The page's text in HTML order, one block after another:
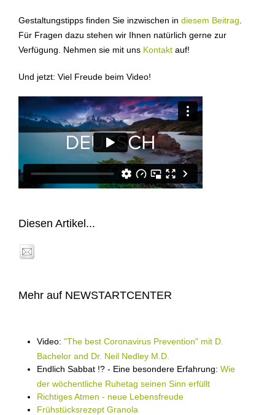
Gestaltungstipps finden Sie inzwischen in diesem Beitrag
Für Fragen dazu stehen wir Ihnen natürlich gerne zur
Verfügung. Nehmen sie mit uns Kontakt auf!
Und jetzt: Viel Freude beim Video!
Diesen Artikel...
Mehr auf NEWSTARTCENTER
Video: "The best Coronavirus Prevention" mit D.
Bachelor and Dr. Neil Nedley M.D.
Endlich Sabbat !? - Eine besondere Erfahrung: Wie
der wöchentliche Ruhetag seinen Sinn erfüllt
Richtiges Atmen - neue Lebensfreude
Frühstücksrezept Granola